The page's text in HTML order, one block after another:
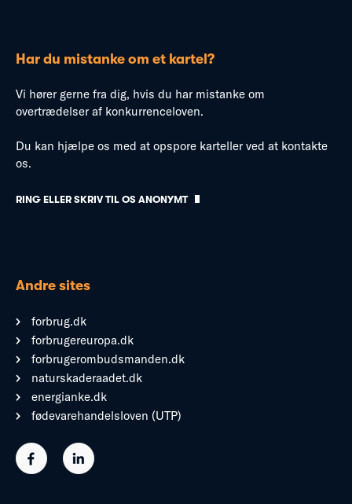
Har du mistanke om et kartel?
Vi hører gerne fra dig, hvis du har mistanke om
overtrædelser af konkurrenceloven.
Du kan hjælpe os med at opspore karteller ved at kontakte
os.
RING ELLER SKRIV TIL OS ANONYMT
Andre sites
forbrug.dk
forbrugereuropa.dk
forbrugerombudsmanden.dk
naturskaderaadet.dk
energianke.dk
fødevarehandelsloven (UTP)